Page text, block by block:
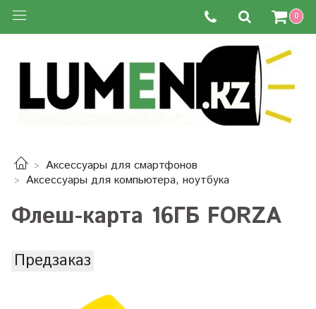
0
Аксессуары для смартфонов
Аксессуары для компьютера, ноутбука
Флеш-карта 16ГБ FORZA
Предзаказ